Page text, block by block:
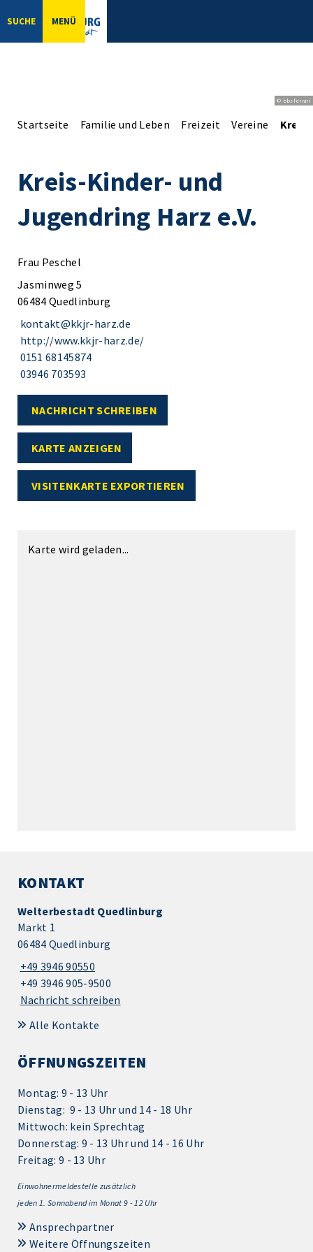
SUCHE MENÜ
© bbsferrari
Startseite Familie und Leben Freizeit Vereine
Kreis-Kinder- und
Jugendring Harz e.V.
Frau Peschel
Jasminweg 5
06484 Quedlinburg
kontakt@kkjr-harz.de
http://www.kkjr-harz.de/
0151 68145874
03946 703593
NACHRICHT SCHREIBEN
KARTE ANZEIGEN
VISITENKARTE EXPORTIEREN
Karte wird geladen...
KONTAKT
Welterbestadt Quedlinburg
Markt 1
06484 Quedlinburg
+49 3946 90550
+49 3946 905-9500
Nachricht schreiben
Alle Kontakte
ÖFFNUNGSZEITEN
Montag: 9 - 13 Uhr
Dienstag: 9 - 13 Uhr und 14 - 18 Uhr
Mittwoch: kein Sprechtag
Donnerstag: 9 - 13 Uhr und 14 - 16 Uhr
Freitag: 9 - 13 Uhr
Einwohnermeldestelle zusätzlich
jeden 1. Sonnabend im Monat 9 - 12 Uhr
Ansprechpartner
Weitere Öffnungszeiten